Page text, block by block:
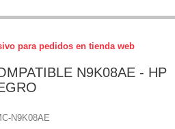
para pedidos en tienda web
N9K08AE - HP
N9K08AE